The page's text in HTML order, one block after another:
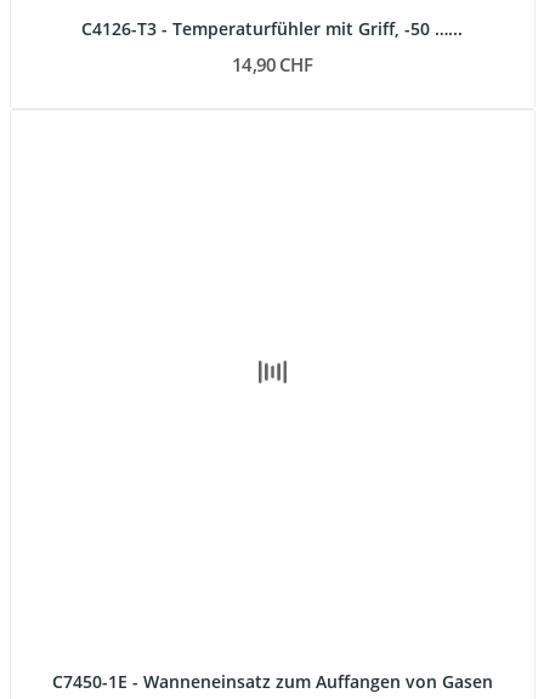
C4126-T3 - Temperaturfühler mit Griff, -50 …...
14,90 CHF
C7450-1E - Wanneneinsatz zum Auffangen von Gasen